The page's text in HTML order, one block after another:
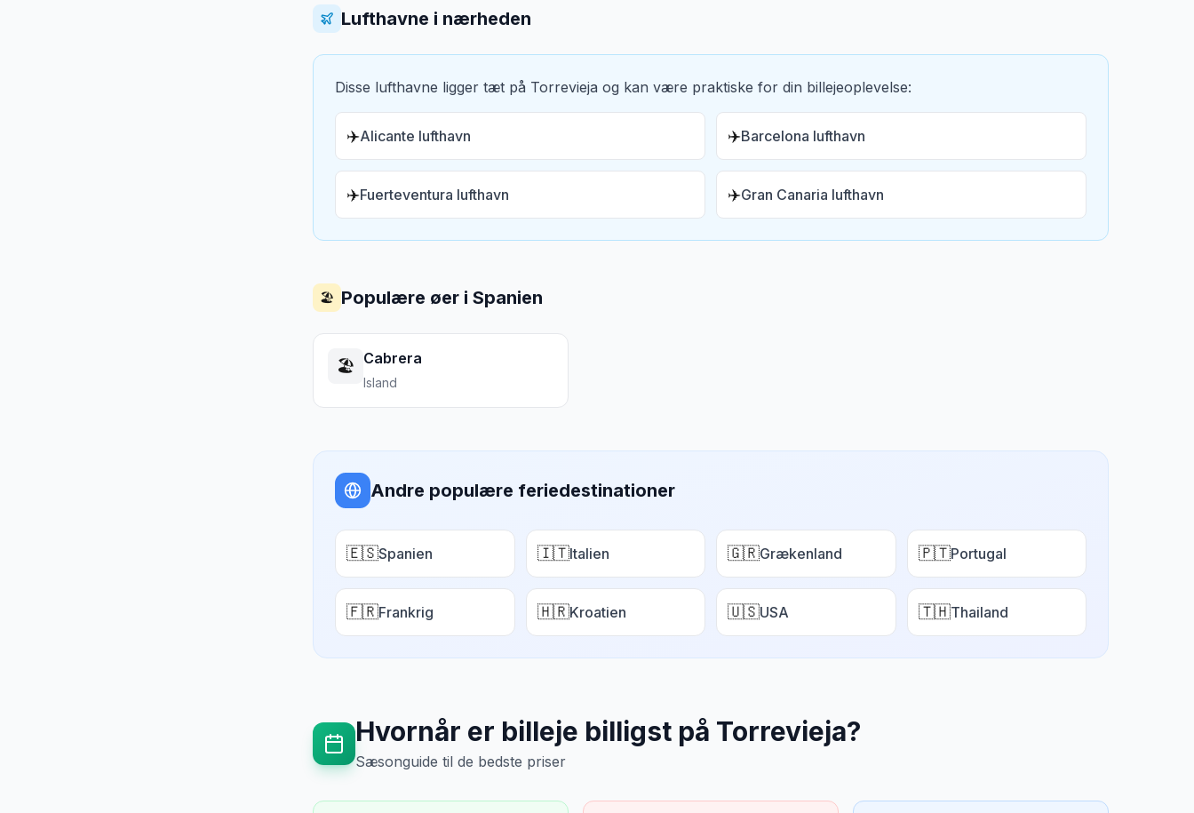
Lufthavne i nærheden
Disse lufthavne ligger tæt på Torrevieja og kan være praktiske for din billejeoplevelse:
✈️Alicante lufthavn ✈️Barcelona lufthavn
✈️Fuerteventura lufthavn ✈️Gran Canaria lufthavn
🏖️ Populære øer i Spanien
🏖️ Cabrera
Island
Andre populære feriedestinationer
🇪🇸Spanien 🇮🇹Italien 🇬🇷Grækenland 🇵🇹Portugal
🇫🇷Frankrig 🇭🇷Kroatien 🇺🇸USA 🇹🇭Thailand
Hvornår er billeje billigst på Torrevieja?
Sæsonguide til de bedste priser